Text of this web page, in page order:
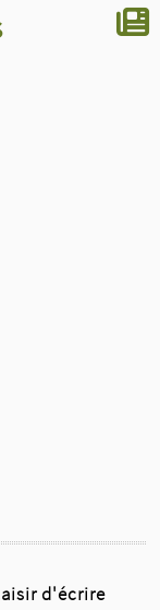
d'écrire